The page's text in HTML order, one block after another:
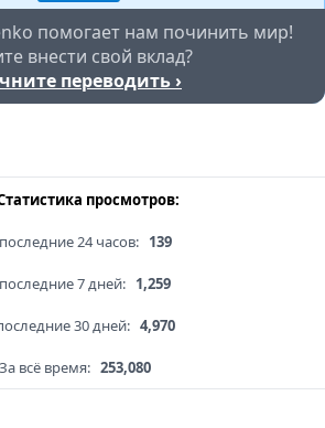
помогает нам починить мир!
внести свой вклад?
переводить ›
просмотров:
24 часов: 139
7 дней: 1,259
30 дней: 4,970
За всё время: 253,080